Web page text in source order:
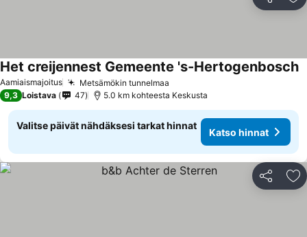
Jaa
Aamiaismajoitus Metsämökin tunnelmaa
Het creijennest Gemeente 's-Hertogenbosch
9,3 Loistava 47 5.0 km kohteesta Keskusta
Valitse päivät nähdäksesi tarkat hinnat
Katso hinnat
Jaa